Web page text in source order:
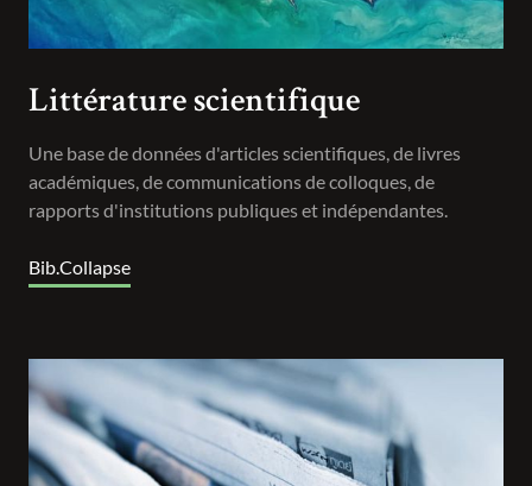
Littérature scientifique
Une base de données d'articles scientifiques, de livres
académiques, de communications de colloques, de
rapports d'institutions publiques et indépendantes.
Bib.Collapse